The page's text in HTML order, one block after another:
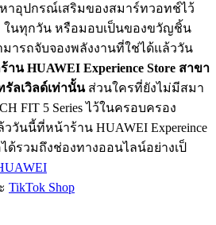
าอุปกรณ์เสริมของสมาร์ทวอทช์ไว้
ในทุกวัน หรือมอบเป็นของขวัญชิ้น
ารถจับจองพลังงานที่ใช่ได้แล้ววัน
านHUAWEI Experience Store สาขา
ลเวิลด์เท่านั้นส่วนใครที่ยังไม่มีสมา
FIT 5 Seriesไว้ในครอบครอง
ววันนี้ที่หน้าร้าน HUAWEI Expereince
ด้รวมถึงช่องทางออนไลน์อย่างเป็
TikTok Shop